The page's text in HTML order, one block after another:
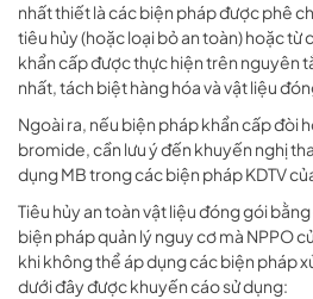
nhất thiết là các biện pháp được phê
tiêu hủy (hoặc loại bỏ an toàn) hoặc từ
khẩn cấp được thực hiện trên nguyên
nhất, tách biệt hàng hóa và vật liệu
Ngoài ra, nếu biện pháp khẩn cấp đòi
bromide, cần lưu ý đến khuyến nghị
dụng MB trong các biện pháp KDTV
Tiêu hủy an toàn vật liệu đóng gói
biện pháp quản lý nguy cơ mà NPPO
khi không thể áp dụng các biện pháp
dưới đây được khuyến cáo sử dụng: